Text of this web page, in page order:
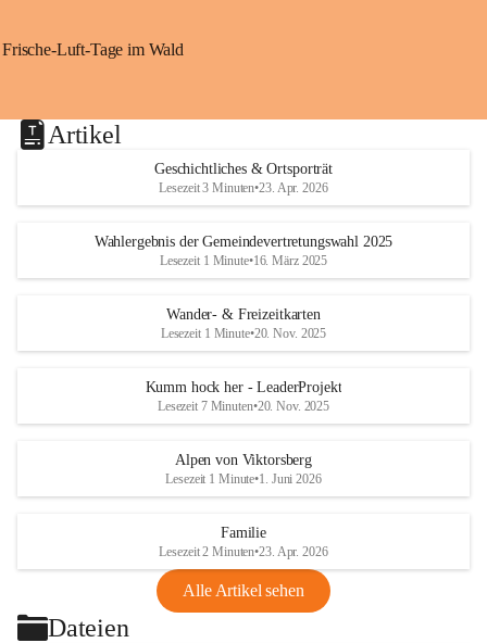
Frische-Luft-Tage im Wald
Artikel
Geschichtliches & Ortsporträt
Lesezeit 3 Minuten•23. Apr. 2026
Wahlergebnis der Gemeindevertretungswahl 2025
Lesezeit 1 Minute•16. März 2025
Wander- & Freizeitkarten
Lesezeit 1 Minute•20. Nov. 2025
Kumm hock her - LeaderProjekt
Lesezeit 7 Minuten•20. Nov. 2025
Alpen von Viktorsberg
Lesezeit 1 Minute•1. Juni 2026
Familie
Lesezeit 2 Minuten•23. Apr. 2026
Alle Artikel sehen
Dateien